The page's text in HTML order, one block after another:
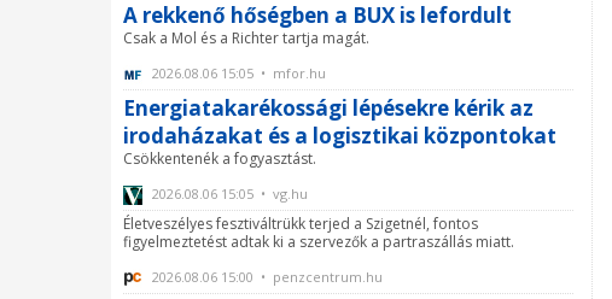
A rekkenő hőségben a BUX is lefordult
Csak a Mol és a Richter tartja magát.
2026.08.06 15:05 • mfor.hu
Energiatakarékossági lépésekre kérik az
irodaházakat és a logisztikai központokat
Csökkentenék a fogyasztást.
2026.08.06 15:05 • vg.hu
Életveszélyes fesztiváltrükk terjed a Szigetnél, fontos
figyelmeztetést adtak ki a szervezők a partraszállás miatt.
2026.08.06 15:00 • penzcentrum.hu